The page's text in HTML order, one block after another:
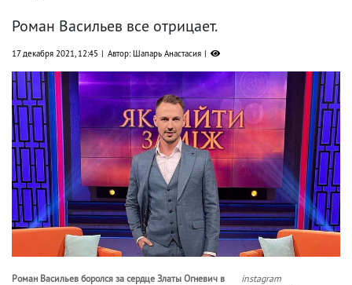
Роман Васильев все отрицает.
17 декабря 2021, 12:45 Автор: Шапарь Анастасия
Роман Васильев боролся за сердце Златы Огневич в
instagram